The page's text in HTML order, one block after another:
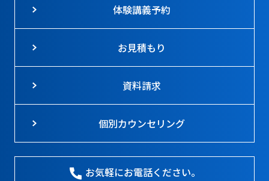
体験講義予約
お見積もり
資料請求
個別カウンセリング
お気軽にお電話ください。